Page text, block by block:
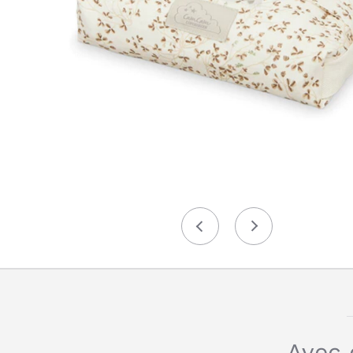
PrécédentSuivant